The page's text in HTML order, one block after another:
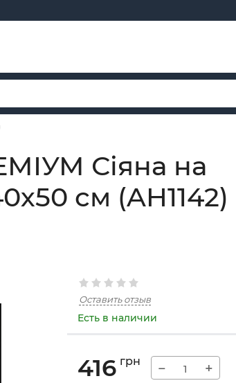
Сіяна на
см (AH1142)
Оставить отзыв
Есть в наличии
416 грн − +